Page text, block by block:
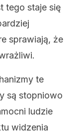
tego staje się
sprawiają, że
te
są stopniowo
ludzie
widzenia